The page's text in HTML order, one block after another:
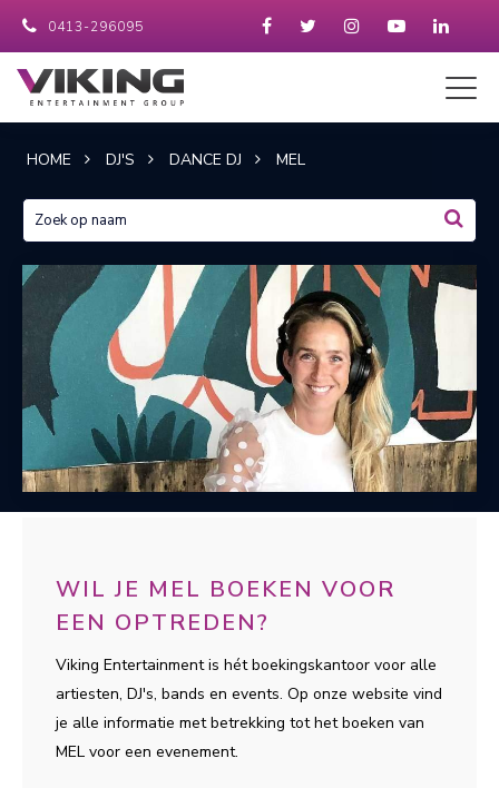
0413-296095
HOME DJ'S DANCE DJ MEL
WIL JE MEL BOEKEN VOOR
EEN OPTREDEN?
Viking Entertainment is hét boekingskantoor voor alle
artiesten, DJ's, bands en events. Op onze website vind
je alle informatie met betrekking tot het boeken van
MEL voor een evenement.